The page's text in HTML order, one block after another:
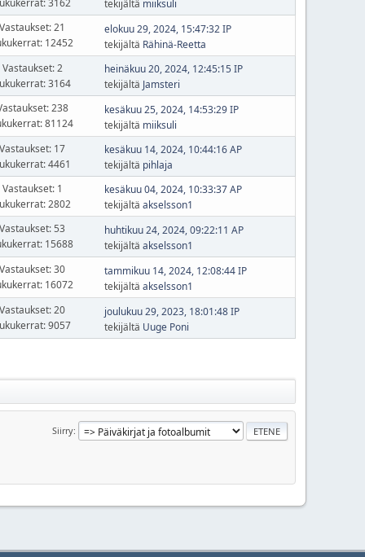
tekijältä miiksuli
Vastaukset: 21
12452
elokuu 29, 2024, 15:47:32 IP
tekijältä Rähinä-Reetta
Vastaukset: 2
3164
heinäkuu 20, 2024, 12:45:15 IP
tekijältä Jamsteri
238
81124
kesäkuu 25, 2024, 14:53:29 IP
tekijältä miiksuli
Vastaukset: 17
4461
kesäkuu 14, 2024, 10:44:16 AP
tekijältä pihlaja
Vastaukset: 1
2802
kesäkuu 04, 2024, 10:33:37 AP
tekijältä akselsson1
Vastaukset: 53
15688
huhtikuu 24, 2024, 09:22:11 AP
tekijältä akselsson1
Vastaukset: 30
16072
tammikuu 14, 2024, 12:08:44 IP
tekijältä akselsson1
Vastaukset: 20
9057
joulukuu 29, 2023, 18:01:48 IP
tekijältä Uuge Poni
Siirry